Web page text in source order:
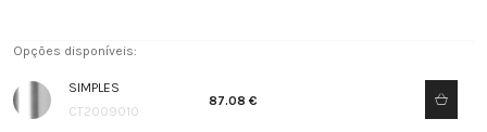
Opções disponíveis:
SIMPLES
CT2009010
87.08 €